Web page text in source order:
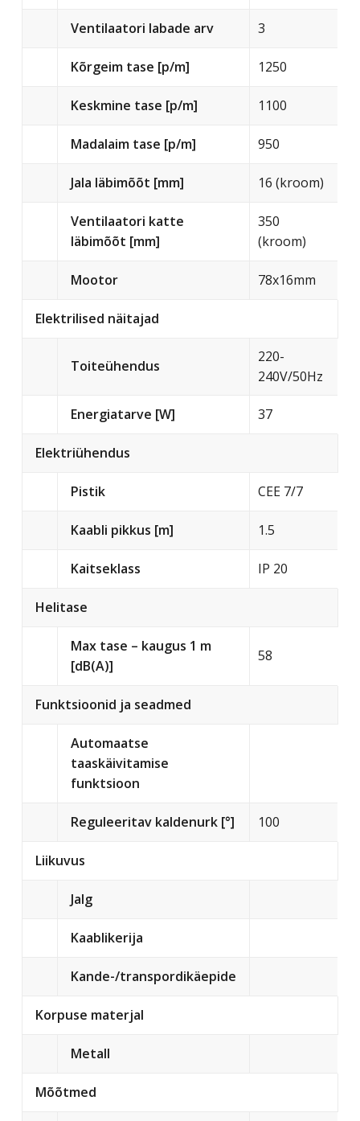
Ventilaatori labade arv 3
Kõrgeim tase [p/m] 1250
Keskmine tase [p/m] 1100
Madalaim tase [p/m] 950
Jala läbimõõt [mm] 16 (kroom)
Ventilaatori katte
läbimõõt [mm]
350
(kroom)
Mootor 78x16mm
Elektrilised näitajad
Toiteühendus
220-
240V/50Hz
Energiatarve [W] 37
Elektriühendus
Pistik CEE 7/7
Kaabli pikkus [m] 1.5
Kaitseklass IP 20
Helitase
Max tase – kaugus 1 m
[dB(A)]
58
Funktsioonid ja seadmed
Automaatse
taaskäivitamise
funktsioon
Reguleeritav kaldenurk [°] 100
Liikuvus
Jalg
Kaablikerija
Kande-/transpordikäepide
Korpuse materjal
Metall
Mõõtmed